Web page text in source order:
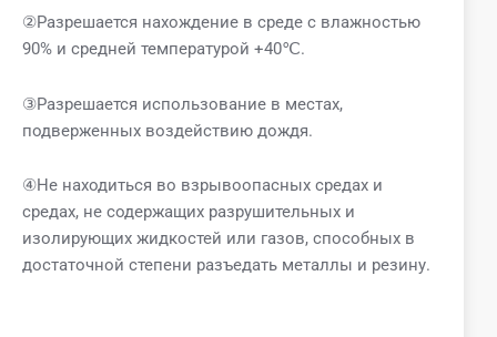
②Разрешается нахождение в среде с влажностью
90% и средней температурой +40℃.
③Разрешается использование в местах,
подверженных воздействию дождя.
④Не находиться во взрывоопасных средах и
средах, не содержащих разрушительных и
изолирующих жидкостей или газов, способных в
достаточной степени разъедать металлы и резину.